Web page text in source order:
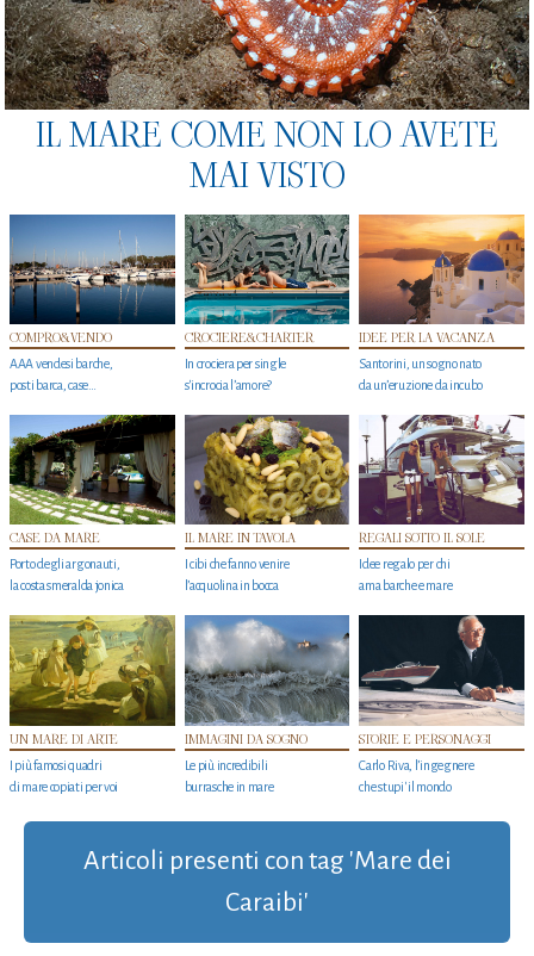
IL MARE COME NON LO AVETE
MAI VISTO
COMPRO&VENDO
AAA vendesi barche,
posti barca, case…
CROCIERE&CHARTER
In crociera per single
s'incrocia l’amore?
IDEE PER LA VACANZA
Santorini, un sogno nato
da un’eruzione da incubo
CASE DA MARE
Porto degli argonauti,
la costa smeralda jonica
IL MARE IN TAVOLA
I cibi che fanno venire
l’acquolina in bocca
REGALI SOTTO IL SOLE
Idee regalo per chi
ama barche e mare
UN MARE DI ARTE
I più famosi quadri
di mare copiati per voi
IMMAGINI DA SOGNO
Le più incredibili
burrasche in mare
STORIE E PERSONAGGI
Carlo Riva, l’ingegnere
che stupi' il mondo
Articoli presenti con tag 'Mare dei
Caraibi'